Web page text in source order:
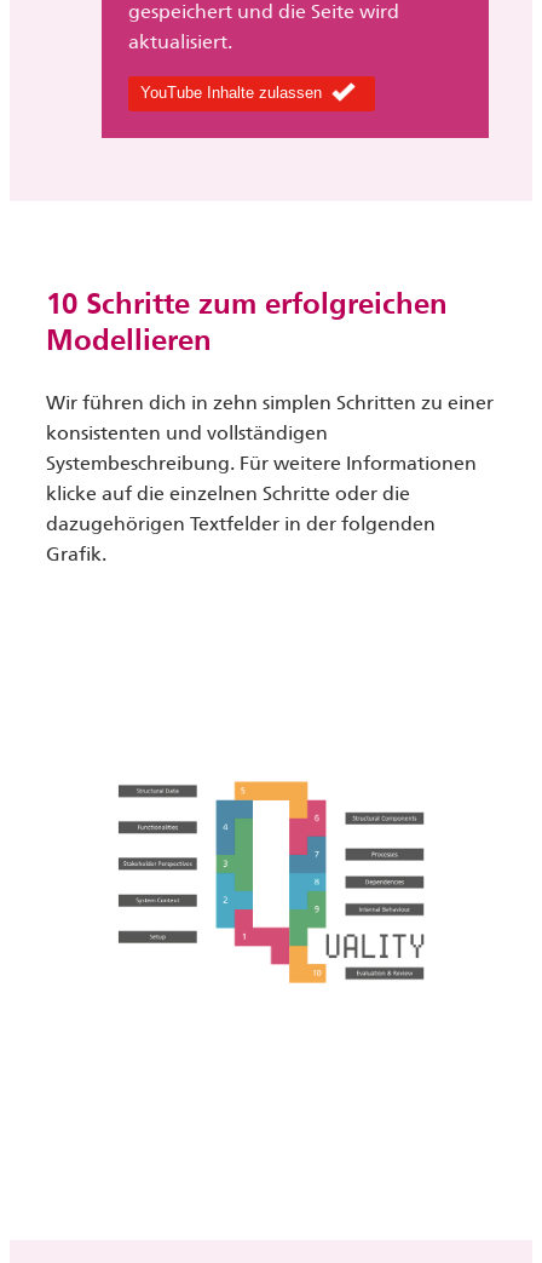
gespeichert und die Seite wird
aktualisiert.
YouTube Inhalte zulassen
10 Schritte zum erfolgreichen
Modellieren
Wir führen dich in zehn simplen Schritten zu einer
konsistenten und vollständigen
Systembeschreibung. Für weitere Informationen
klicke auf die einzelnen Schritte oder die
dazugehörigen Textfelder in der folgenden
Grafik.